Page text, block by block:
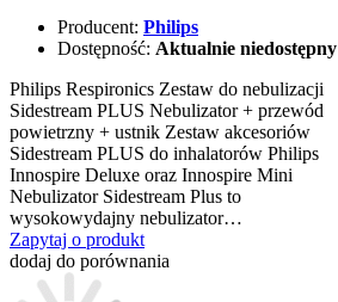
Producent: Philips
Dostępność: Aktualnie niedostępny
Philips Respironics Zestaw do nebulizacji
Sidestream PLUS Nebulizator + przewód
powietrzny + ustnik Zestaw akcesoriów
Sidestream PLUS do inhalatorów Philips
Innospire Deluxe oraz Innospire Mini
Nebulizator Sidestream Plus to
wysokowydajny nebulizator…
Zapytaj o produkt
dodaj do porównania